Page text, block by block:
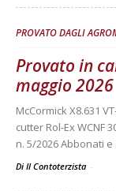
PROVATO DAGLI
Provato in
maggio 2026
McCormick X8.631
cutter Rol-Ex WCNF
n. 5/2026 Abbonati
Di Il Contoterzista -